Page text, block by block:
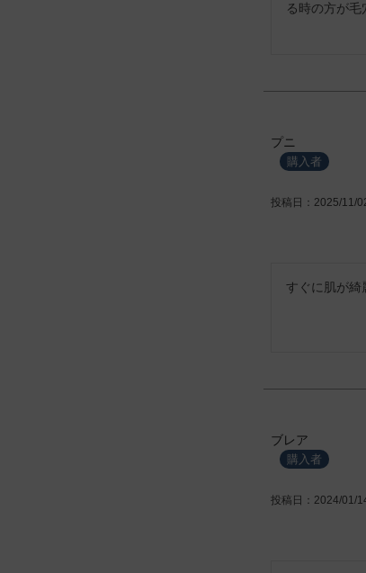
る時の方が毛
プニ
購入者
投稿日
2025/11/
すぐに肌が綺
ブレア
購入者
投稿日
2024/01/